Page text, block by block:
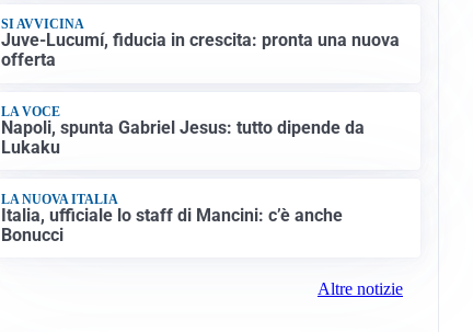
SI AVVICINA
Juve-Lucumí, fiducia in crescita: pronta una nuova
offerta
LA VOCE
Napoli, spunta Gabriel Jesus: tutto dipende da
Lukaku
LA NUOVA ITALIA
Italia, ufficiale lo staff di Mancini: c’è anche
Bonucci
Altre notizie